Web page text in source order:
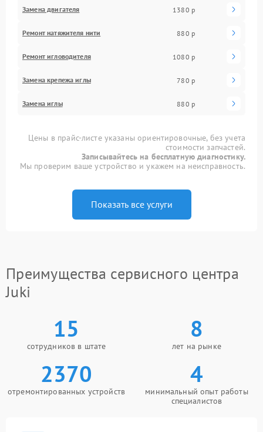
Замена двигателя 1380 р
Ремонт натяжителя нити 880 р
Ремонт игловодителя 1080 р
Замена крепежа иглы 780 р
Замена иглы 880 р
Цены в прайс-листе указаны ориентировочные, без учета
стоимости запчастей.
Записывайтесь на бесплатную диагностику.
Мы проверим ваше устройство и укажем на неисправность.
Показать все услуги
Преимущества сервисного центра
Juki
15
сотрудников в штате
8
лет на рынке
2370
отремонтированных устройств
4
минимальный опыт работы
специалистов